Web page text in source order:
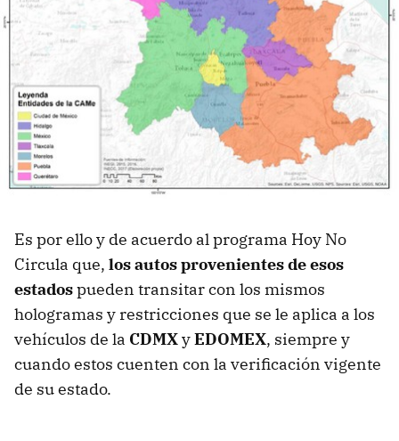
Es por ello y de acuerdo al programa Hoy No
Circula que, los autos provenientes de esos
estadospueden transitar con los mismos
hologramas y restricciones que se le aplica a los
vehículos de la CDMXyEDOMEX, siempre y
cuando estos cuenten con la verificación vigente
de su estado.